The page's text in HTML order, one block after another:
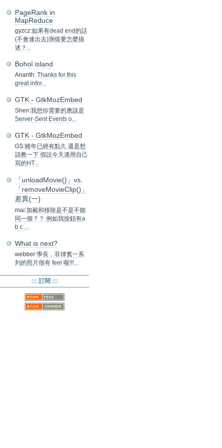
PageRank in
MapReduce
gyzcz:如果有dead end的話
(不會連出去)測值要怎麼描
述？...
Bohol island
Ananth: Thanks for this
great infor...
GTK - GtkMozEmbed
Shen:我想你需要的應該是
Server-Sent Events o...
GTK - GtkMozEmbed
GS:雖年已經有點久 還是想
請教一下 假設今天適用自己
寫的HT...
「unloadMovie()」vs.
「removeMovieClip()」
差異(一)
mai:加戴和移除是不是不能
同一個？？ 例如我按鈕有a
b c ...
What is next?
webber:學長，菲律賓一系
列的照片很有 feel 喔!!!...
::: 訂閱 :::